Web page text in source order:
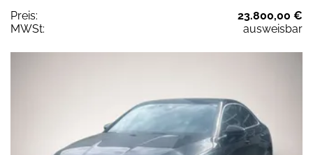
Preis:
23.800,00 €
MWSt:
ausweisbar